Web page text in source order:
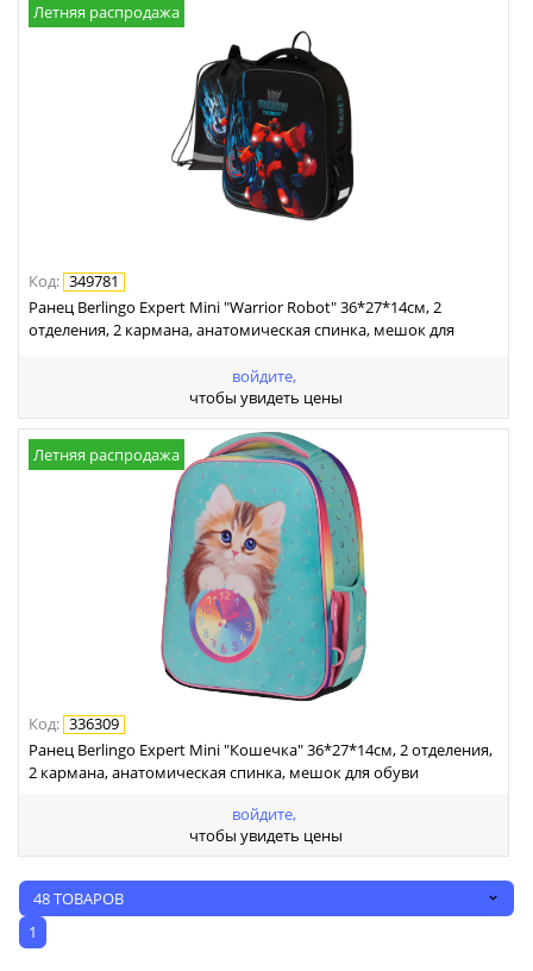
Летняя распродажа
Код: 349781
Ранец Berlingo Expert Mini "Warrior Robot" 36*27*14см, 2
отделения, 2 кармана, анатомическая спинка, мешок для
войдите,
чтобы увидеть цены
Летняя распродажа
Код: 336309
Ранец Berlingo Expert Mini "Кошечка" 36*27*14см, 2 отделения,
2 кармана, анатомическая спинка, мешок для обуви
войдите,
чтобы увидеть цены
48 ТОВАРОВ
1